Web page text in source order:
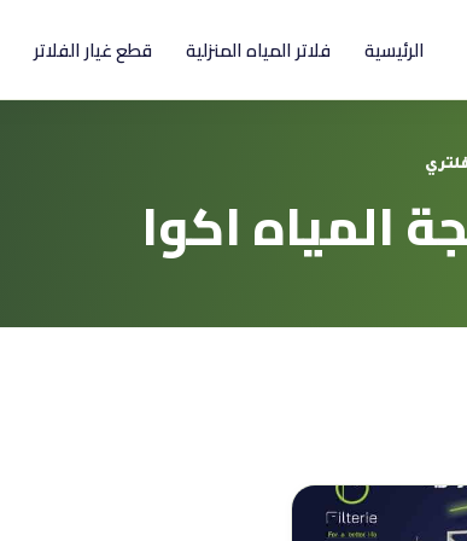
الرئيسية فلاتر المياه المنزلية قطع غيار الفلاتر
المياه اكوا